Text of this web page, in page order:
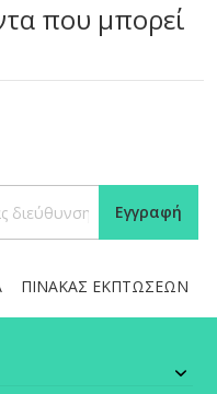
που μπορεί
Εγγραφή
ΠΙΝΑΚΑΣ ΕΚΠΤΩΣΕΩΝ